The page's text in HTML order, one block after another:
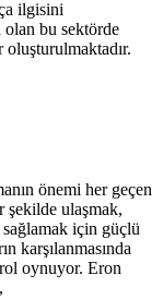
ilgisini
olan bu sektörde
önemi her geçen
şekilde ulaşmak,
için güçlü
karşılanmasında
oynuyor. Eron